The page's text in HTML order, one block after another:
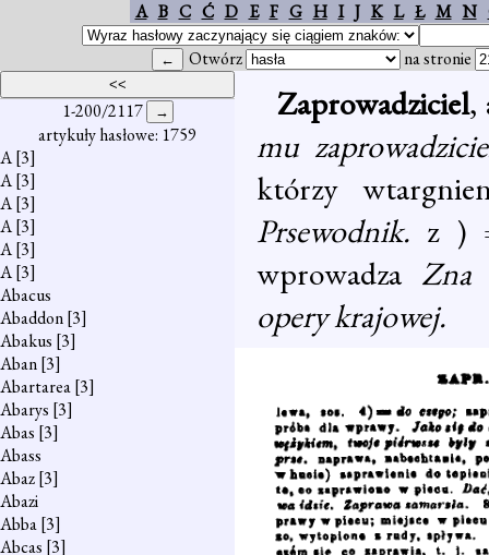
A B C Ć D E F G H I J K L Ł M N
Otwórz na stronie
1-200/2117
artykuły hasłowe: 1759
A[3]
A[3]
A[3]
A[3]
A[3]
A[3]
Abacus
Abaddon[3]
Abakus [3]
Aban[3]
Abartarea[3]
Abarys [3]
Abas [3]
Abass
Abaz[3]
Abazi
Abba[3]
Abcas [3]
Zaprowadziciel,
mu
którzy
Prsewodnik. z )
wprowadza Zna
opery krajowej.